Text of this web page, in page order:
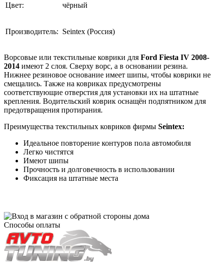
Цвет: чёрный
Производитель: Seintex (Россия)
Ворсовые или текстильные коврики для Ford Fiesta IV 2008-
2014 имеют 2 слоя. Сверху ворс, а в основании резина.
Нижнее резиновое основание имеет шипы, чтобы коврики не
смещались. Также на ковриках предусмотрены
соответствующие отверстия для установки их на штатные
крепления. Водительский коврик оснащён подпятником для
предотвращения протирания.
Преимущества текстильных ковриков фирмы Seintex:
Идеальное повторение контуров пола автомобиля
Легко чистятся
Имеют шипы
Прочность и долговечность в использовании
Фиксация на штатные места
Способы оплаты